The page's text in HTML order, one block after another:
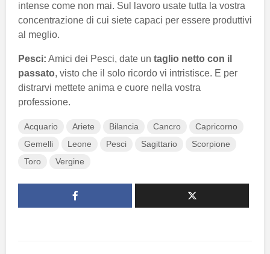
intense come non mai. Sul lavoro usate tutta la vostra
concentrazione di cui siete capaci per essere produttivi
al meglio.
Pesci: Amici dei Pesci, date un taglio netto con il
passato, visto che il solo ricordo vi intristisce. E per
distrarvi mettete anima e cuore nella vostra
professione.
Acquario Ariete Bilancia Cancro
Capricorno
Gemelli
Leone Pesci Sagittario
Scorpione
Toro
Vergine